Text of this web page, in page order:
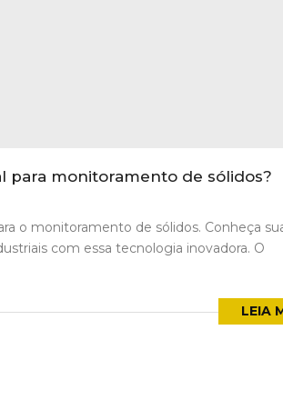
para monitoramento de sólidos?
o monitoramento de sólidos. Conheça
com essa tecnologia inovadora. O
LEIA